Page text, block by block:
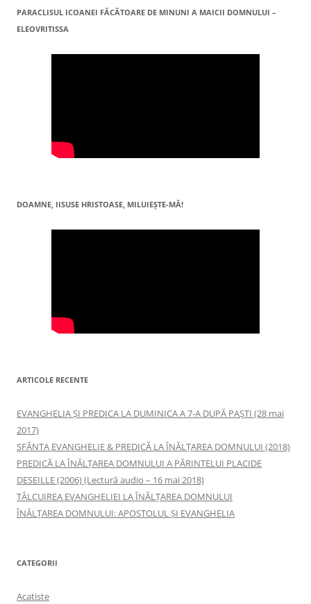
PARACLISUL ICOANEI FĂCĂTOARE DE MINUNI A MAICII DOMNULUI –
ELEOVRITISSA
DOAMNE, IISUSE HRISTOASE, MILUIEŞTE-MĂ!
ARTICOLE RECENTE
EVANGHELIA ȘI PREDICA LA DUMINICA A 7-A DUPĂ PAȘTI (28 mai
2017)
SFÂNTA EVANGHELIE & PREDICĂ LA ÎNĂLŢAREA DOMNULUI (2018)
PREDICĂ LA ÎNĂLŢAREA DOMNULUI A PĂRINTELUI PLACIDE
DESEILLE (2006) (Lectură audio – 16 mai 2018)
TÂLCUIREA EVANGHELIEI LA ÎNĂLŢAREA DOMNULUI
ÎNĂLŢAREA DOMNULUI: APOSTOLUL ȘI EVANGHELIA
CATEGORII
Acatiste